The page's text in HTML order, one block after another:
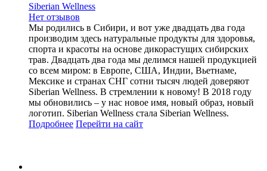
Siberian Wellness
Нет отзывов
Мы родились в Сибири, и вот уже двадцать два года
производим здесь натуральные продукты для здоровья,
спорта и красоты на основе дикорастущих сибирских
трав. Двадцать два года мы делимся нашей продукцией
со всем миром: в Европе, США, Индии, Вьетнаме,
Мексике и странах СНГ сотни тысяч людей доверяют
Siberian Wellness. В стремлении к новому! В 2018 году
мы обновились – у нас новое имя, новый образ, новый
логотип. Siberian Wellness стала Siberian Wellness.
Подробнее Перейти на сайт